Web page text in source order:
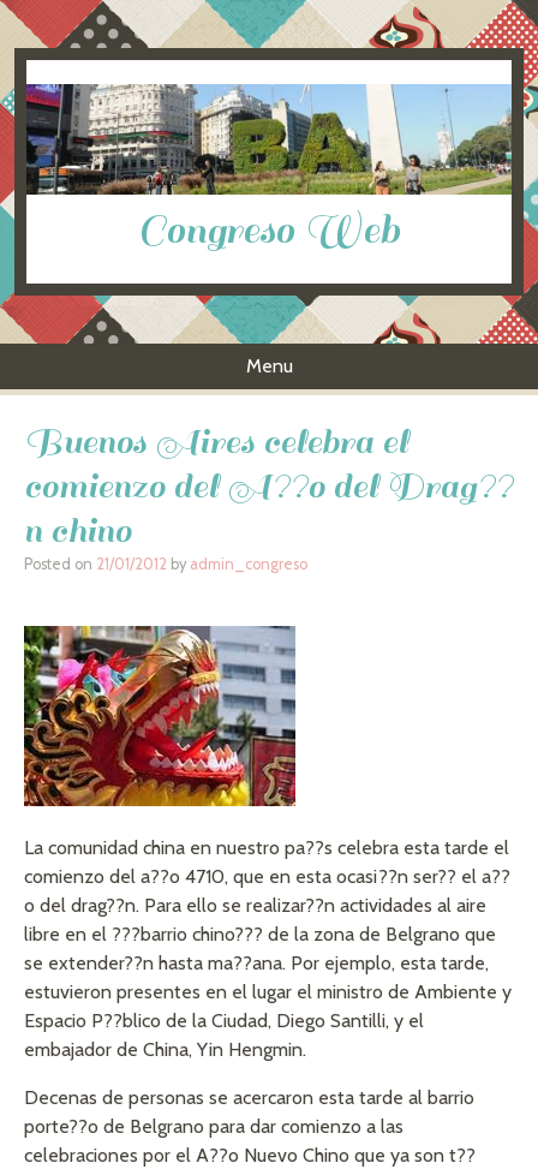
Congreso Web
Menu
Buenos Aires celebra el
comienzo del A??o del Drag??
n chino
Posted on 21/01/2012 by admin_congreso
La comunidad china en nuestro pa??s celebra esta tarde el
comienzo del a??o 4710, que en esta ocasi??n ser?? el a??
o del drag??n. Para ello se realizar??n actividades al aire
libre en el ???barrio chino??? de la zona de Belgrano que
se extender??n hasta ma??ana. Por ejemplo, esta tarde,
estuvieron presentes en el lugar el ministro de Ambiente y
Espacio P??blico de la Ciudad, Diego Santilli, y el
embajador de China, Yin Hengmin.
Decenas de personas se acercaron esta tarde al barrio
porte??o de Belgrano para dar comienzo a las
celebraciones por el A??o Nuevo Chino que ya son t??